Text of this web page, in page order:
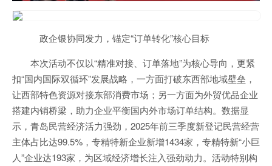
政企银协同发力，锚定“订单转化”核心目标
本次活动不仅以“精准对接、订单落地”为核心导向，更紧
扣“国内国际双循环”发展战略，一方面打破东西部地域壁垒，
让西部特色资源对接东部消费市场；另一方面为外贸优品企业
搭建内销桥梁，助力企业平衡国内外市场订单结构。数据显
示，青岛民营经济活力强劲，2025年前三季度新登记民营经营
主体占比达99.5%，专精特新企业新增1434家，专精特新“小巨
人”企业达193家，为区域经济增长注入强劲动力。活动特别构